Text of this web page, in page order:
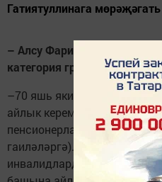
Гатиятуллинага
– Алсу Фаризовна,
категория гражданнарга
–70 яшь яки өлкәнрәк
айлык керемнәре 20 мең
пенсионерларга (яки
гаиләләргә). Аерым яшәүче
инвалидлардан торган